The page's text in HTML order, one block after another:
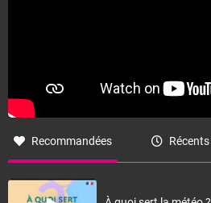
Recommandées Récents